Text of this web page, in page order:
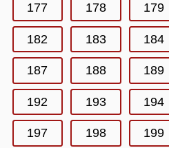
177 178 179
182 183 184
187 188 189
192 193 194
197 198 199